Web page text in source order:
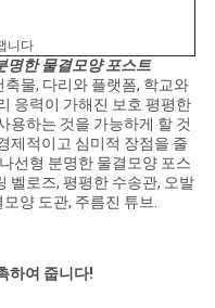
니다
명한 물결모양 포스트
물, 다리와 플랫폼, 학교와
응력이 가해진 보호 평평한
용하는 것을 가능하게 할 것
제적이고 심미적 장점을 줄
선형 분명한 물결모양 포스
벨로즈, 평평한 수송관, 오발
양 도관, 주름진 튜브.
하여 줍니다!